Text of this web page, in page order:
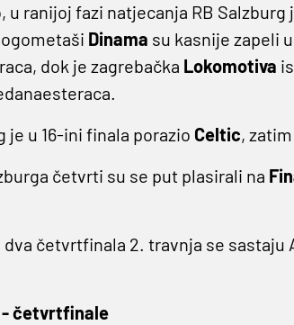
u ranijoj fazi natjecanja RB
Dinama su kasnije zapeli
dok je zagrebačka Lokomotiva
je u 16-ini finala porazio Celtic,
četvrti su se put plasirali na
dva četvrtfinala 2. travnja se sastaju
- četvrtfinale